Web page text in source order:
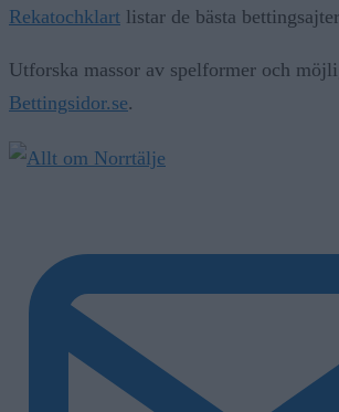
Rekatochklart listar de bästa
Utforska massor av spelformer och
Bettingsidor.se.